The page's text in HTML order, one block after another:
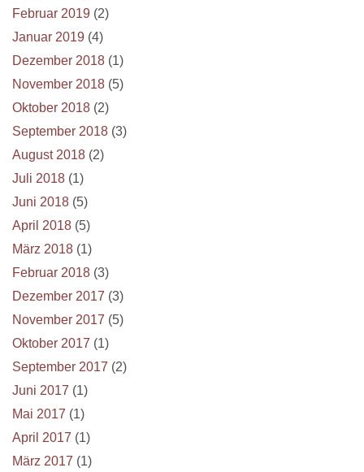
Februar 2019 (2)
Januar 2019 (4)
Dezember 2018 (1)
November 2018 (5)
Oktober 2018 (2)
September 2018 (3)
August 2018 (2)
Juli 2018 (1)
Juni 2018 (5)
April 2018 (5)
März 2018 (1)
Februar 2018 (3)
Dezember 2017 (3)
November 2017 (5)
Oktober 2017 (1)
September 2017 (2)
Juni 2017 (1)
Mai 2017 (1)
April 2017 (1)
März 2017 (1)